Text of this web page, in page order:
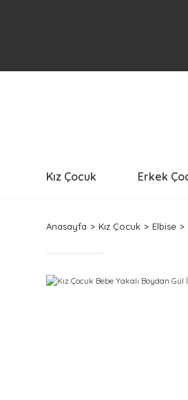
Kız Çocuk Erkek
Anasayfa Kız Çocuk Elbise